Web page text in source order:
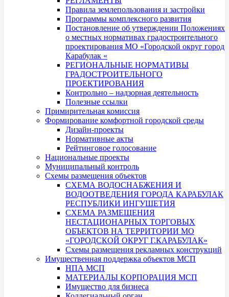
Правила землепользования и застройки
Программы комплексного развития
Постановление об утверждении Положениях
о местных нормативах градостроительного
проектирования МО «Городской округ город
Карабулак «
РЕГИОНАЛЬНЫЕ НОРМАТИВЫ
ГРАДОСТРОИТЕЛЬНОГО
ПРОЕКТИРОВАНИЯ
Контрольно – надзорная деятельность
Полезные ссылки
Примирительная комиссия
Формирование комфортной городской среды
Дизайн-проекты
Нормативные акты
Рейтинговое голосование
Национальные проекты
Муниципальный контроль
Схемы размещения объектов
СХЕМА ВОДОСНАБЖЕНИЯ И
ВОДООТВЕДЕНИЯ ГОРОДА КАРАБУЛАК
РЕСПУБЛИКИ ИНГУШЕТИЯ
СХЕМА РАЗМЕЩЕНИЯ
НЕСТАЦИОНАРНЫХ ТОРГОВЫХ
ОБЪЕКТОВ НА ТЕРРИТОРИИ МО
«ГОРОДСКОЙ ОКРУГ Г.КАРАБУЛАК»
Схемы размещения рекламных конструкций
Имущественная поддержка объектов МСП
НПА МСП
МАТЕРИАЛЫ КОРПОРАЦИЯ МСП
Имущество для бизнеса